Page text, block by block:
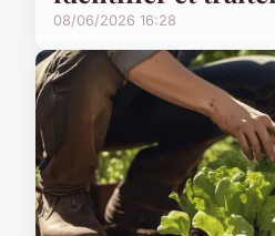
08/06/2026 16:28